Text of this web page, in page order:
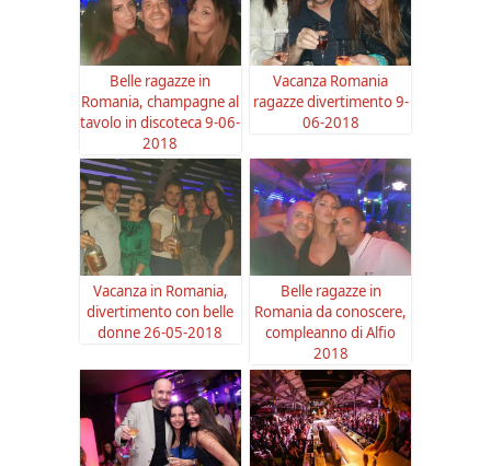
Belle ragazze in
Romania, champagne al
tavolo in discoteca 9-06-
2018
Vacanza Romania
ragazze divertimento 9-
06-2018
Vacanza in Romania,
divertimento con belle
donne 26-05-2018
Belle ragazze in
Romania da conoscere,
compleanno di Alfio
2018